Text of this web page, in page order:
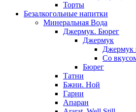
Торты
Безалкогольные напитки
Минеральная Вода
Джермук. Бюрег
Джермук
Джермук
Со
Бюрег
Татни
Бжни. Ной
Гарни
Апаран